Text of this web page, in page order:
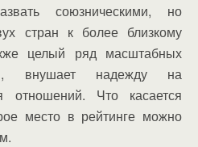
союзническими, но
стран к более близкому
целый ряд масштабных
внушает надежду на
отношений. Что касается
место в рейтинге можно